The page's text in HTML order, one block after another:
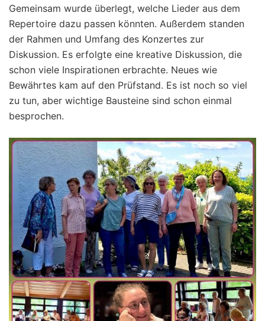
Gemeinsam wurde überlegt, welche Lieder aus dem
Repertoire dazu passen könnten. Außerdem standen
der Rahmen und Umfang des Konzertes zur
Diskussion. Es erfolgte eine kreative Diskussion, die
schon viele Inspirationen erbrachte. Neues wie
Bewährtes kam auf den Prüfstand. Es ist noch so viel
zu tun, aber wichtige Bausteine sind schon einmal
besprochen.